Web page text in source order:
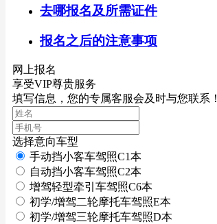
去哪报名及所需证件
报名之后的注意事项
网上报名
享受VIP尊贵服务
填写信息，您的专属客服会及时与您联系！
选择意向车型
手动挡小客车驾照C1本
自动挡小客车驾照C2本
增驾轻型牵引车驾照C6本
初学/增驾二轮摩托车驾照E本
初学/增驾三轮摩托车驾照D本